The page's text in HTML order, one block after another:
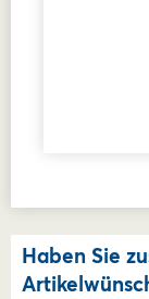
Haben Sie